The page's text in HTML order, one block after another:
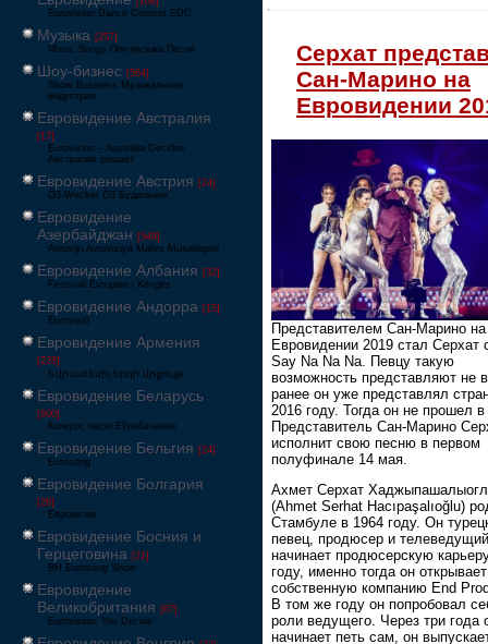
Eurovision Dance Contest EDC
Музыка [257]
Music Songs Поп-музыка Песни
Шоу-бизнес [564]
Show Business Музыкальная
индустрия
Евровидение Австралия
[17]
Eurovision – Australia Decides
Австралия решает
Евровидение Австрия [24]
Ö3-Wecker Ö3 Будильник
Евровидение
Азербайджан [549]
Avrovijn Avroviziya Mahnı Müsabiqəsi
Евровидение Албания [32]
Festivali Evropian i Këngës
Евровидение Андорра [15]
Eurovisió
Евровидение Армения
[228]
Եվրատեսիլ երգի մրցույթ
Евровидение Беларусь
[600]
Конкурс песні Еўрабачанне
Евровидение Бельгия [24]
Eurosong
Евровидение Болгария
[26]
Евровизия
Евровидение Босния и
Герцеговина [21]
BH Eurosong Show
Евровидение
Великобритания [67]
Eurovision: You Decide
Серхат
Сан-Марино на
Евровидении
Представителем Сан-Марино на
Евровидении 2019 стал Серхат
Say Na Na Na. Певцу такую
возможность представляют не
ранее он уже представлял
2016 году. Тогда он не прошел
Представитель Сан-Марино
исполнит свою песню в первом
полуфинале 14 мая.
Ахмет Серхат
(Ahmet Serhat Hacıpaşalıoğlu)
Стамбуле в 1964 году. Он
певец, продюсер и
начинает продюсерскую
году, именно тогда он
собственную компанию End
В том же году он попробовал
роли ведущего. Через три года
начинает петь сам, он